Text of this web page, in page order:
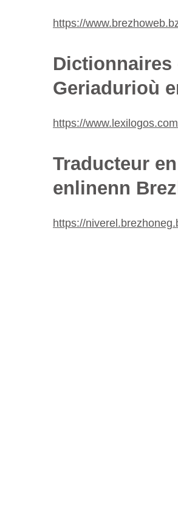
https://
Dictionnaires
Geriadurioù
https://
Traducteur
enlinenn
https://